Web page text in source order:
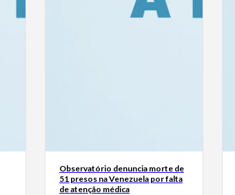
Observatório denuncia morte de
51 presos na Venezuela por falta
de atenção médica